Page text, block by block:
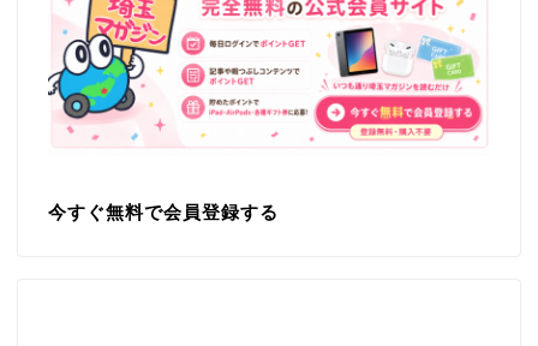
今すぐ無料で会員登録する